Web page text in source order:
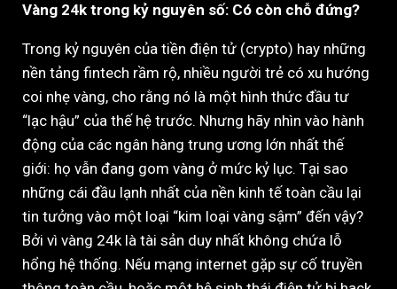
Vàng 24k trong kỷ nguyên số: Có còn chỗ đứng?
Trong kỷ nguyên của tiền điện tử (crypto) hay những
nền tảng fintech rầm rộ, nhiều người trẻ có xu hướng
coi nhẹ vàng, cho rằng nó là một hình thức đầu tư
“lạc hậu” của thế hệ trước. Nhưng hãy nhìn vào hành
động của các ngân hàng trung ương lớn nhất thế
giới: họ vẫn đang gom vàng ở mức kỷ lục. Tại sao
những cái đầu lạnh nhất của nền kinh tế toàn cầu lại
tin tưởng vào một loại “kim loại vàng sậm” đến vậy?
Bởi vì vàng 24k là tài sản duy nhất không chứa lỗ
hổng hệ thống. Nếu mạng internet gặp sự cố truyền